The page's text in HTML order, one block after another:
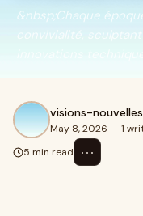
&nbsp;Chaque
convivialité,
visions-nouvelles
May 8, 2026 · 1
5 min read
⋯